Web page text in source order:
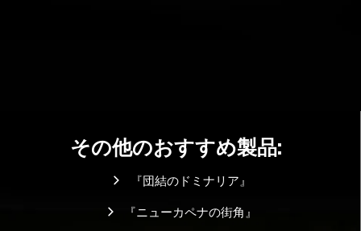
その他のおすすめ製品:
『団結のドミナリア』
『ニューカペナの街角』